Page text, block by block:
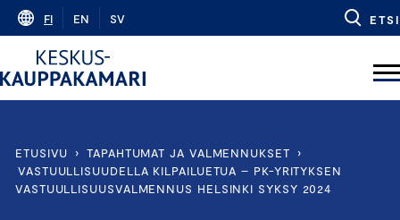
Skip
content
FI EN SV ETSI
ETUSIVU › TAPAHTUMAT JA VALMENNUKSET
›
VASTUULLISUUDELLA KILPAILUETUA – PK-YRITYKSEN
VASTUULLISUUSVALMENNUS HELSINKI SYKSY 2024